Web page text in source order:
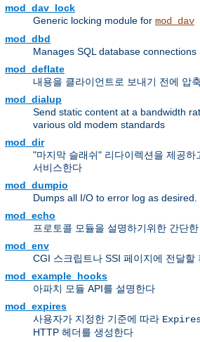
mod_dav_lock
Generic locking module for mod_dav
mod_dbd
Manages SQL database connections
mod_deflate
내용을 클라이언트로 보내기 전에 압
mod_dialup
Send static content at a bandwidth
various old modem standards
mod_dir
"마지막 슬래쉬" 리다이렉션을 제공하
서비스한다
mod_dumpio
Dumps all I/O to error log as desired.
mod_echo
프로토콜 모듈을 설명하기위한 간단
mod_env
CGI 스크립트나 SSI 페이지에 전달할
mod_example_hooks
아파치 모듈 API를 설명한다
mod_expires
사용자가 지정한 기준에 따라
HTTP 헤더를 생성한다